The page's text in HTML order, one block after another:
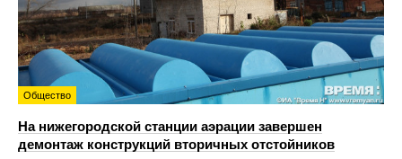
Общество
На нижегородской станции аэрации завершен
демонтаж конструкций вторичных отстойников